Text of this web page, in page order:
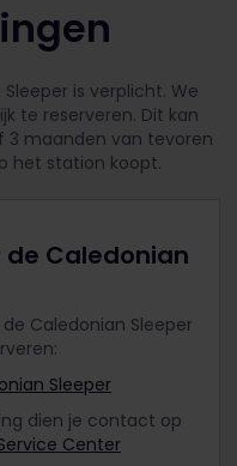
is verplicht. We
te reserveren. Dit kan
3 maanden van tevoren
het station koopt.
de Caledonian
Caledonian Sleeper
Sleeper
dien je contact op
Center